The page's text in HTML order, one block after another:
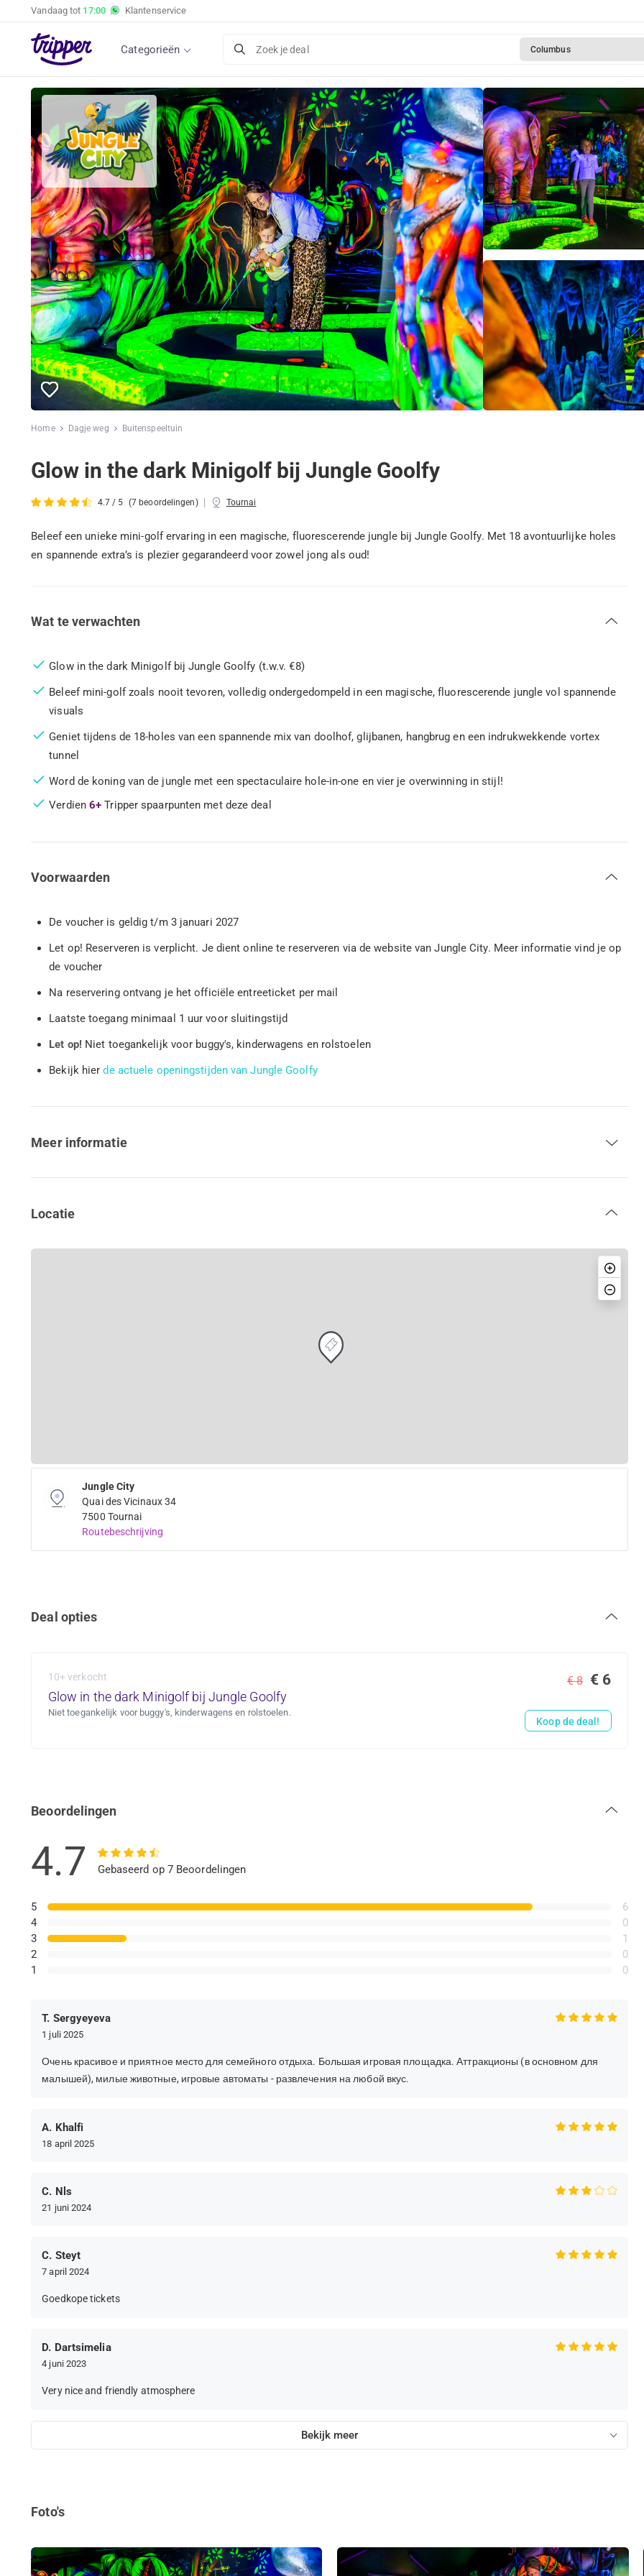
Vandaag tot 17:00 Klantenservice
Categorieën Zoek je deal Columbus
Home Dagje weg Buitenspeeltuin
Glow in the dark Minigolf bij Jungle Goolfy
4.7 / 5 (7 beoordelingen) | Tournai
Beleef een unieke mini-golf ervaring in een magische, fluorescerende jungle bij Jungle Goolfy. Met 18 avontuurlijke holes
en spannende extra’s is plezier gegarandeerd voor zowel jong als oud!
Wat te verwachten
Glow in the dark Minigolf bij Jungle Goolfy (t.w.v. €8)
Beleef mini-golf zoals nooit tevoren, volledig ondergedompeld in een magische, fluorescerende jungle vol spannende
visuals
Geniet tijdens de 18-holes van een spannende mix van doolhof, glijbanen, hangbrug en een indrukwekkende vortex
tunnel
Word de koning van de jungle met een spectaculaire hole-in-one en vier je overwinning in stijl!
Verdien6+ Tripper spaarpunten met deze deal
Voorwaarden
De voucher is geldig t/m 3 januari 2027
Let op! Reserveren is verplicht. Je dient online te reserveren via de website van Jungle City. Meer informatie vind je op
de voucher
Na reservering ontvang je het officiële entreeticket per mail
Laatste toegang minimaal 1 uur voor sluitingstijd
Let op! Niet toegankelijk voor buggy's, kinderwagens en rolstoelen
Bekijk hierde actuele openingstijden van Jungle Goolfy
Meer informatie
Locatie
Jungle City
Quai des Vicinaux 34
7500 Tournai
Routebeschrijving
Deal opties
10+ verkocht
Glow in the dark Minigolf bij Jungle Goolfy
Niet toegankelijk voor buggy's, kinderwagens en rolstoelen.
€ 8 € 6
Koop de deal!
Beoordelingen
4.7 Gebaseerd op 7 Beoordelingen
5
4
3
2
1
6
0
1
0
0
T. Sergyeyeva
1 juli 2025
Очень красивое и приятное место для семейного отдыха. Большая игровая площадка. Аттракционы (в основном для
малышей), милые животные, игровые автоматы - развлечения на любой вкус.
A. Khalfi
18 april 2025
C. Nls
21 juni 2024
C. Steyt
7 april 2024
Goedkope tickets
D. Dartsimelia
4 juni 2023
Very nice and friendly atmosphere
Bekijk meer
Foto's